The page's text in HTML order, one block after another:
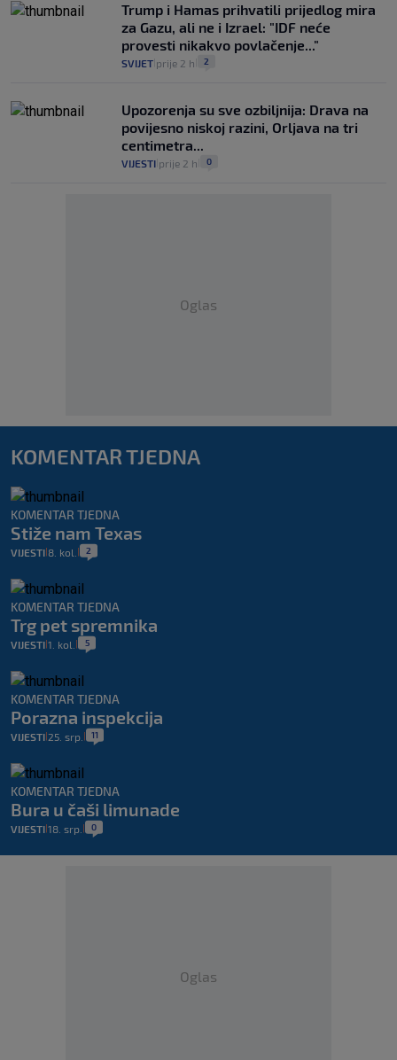
Trump i Hamas prihvatili prijedlog mira
za Gazu, ali ne i Izrael: "IDF neće
provesti nikakvo povlačenje..."
SVIJET prije 2 h 2
Upozorenja su sve ozbiljnija: Drava na
povijesno niskoj razini, Orljava na tri
centimetra...
VIJESTI prije 2 h 0
Oglas
KOMENTAR TJEDNA
KOMENTAR TJEDNA
Stiže nam Texas
VIJESTI 8. kol. 2
KOMENTAR TJEDNA
Trg pet spremnika
VIJESTI 1. kol. 5
KOMENTAR TJEDNA
Porazna inspekcija
VIJESTI 25. srp. 11
KOMENTAR TJEDNA
Bura u čaši limunade
VIJESTI 18. srp. 0
Oglas